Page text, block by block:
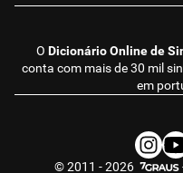
O Dicionário Online de
conta com mais de 30 mil
em
© 2011 - 2026